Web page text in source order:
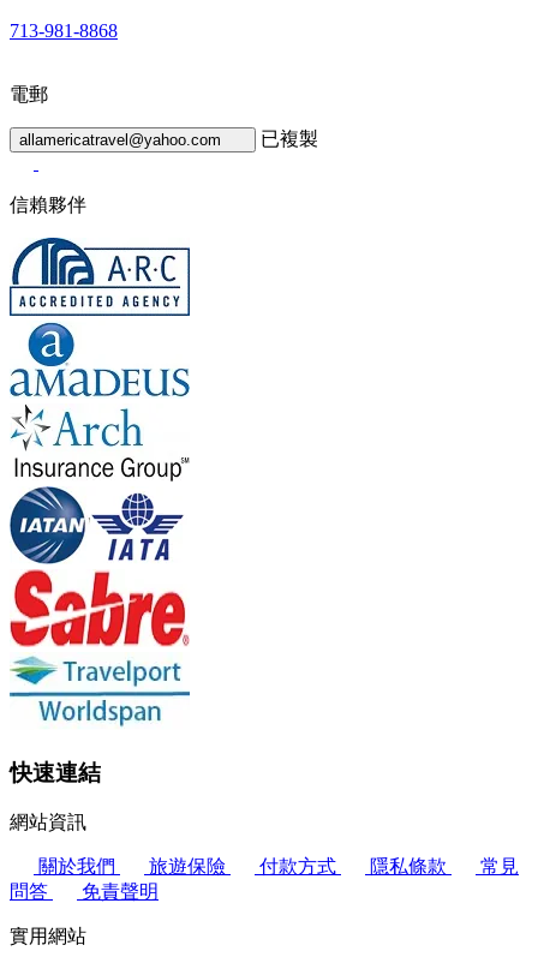
713-981-8868
電郵
allamericatravel@yahoo.com 已複製
信賴夥伴
快速連結
網站資訊
關於我們 旅遊保險 付款方式 隱私條款
常見
問答
免責聲明
實用網站